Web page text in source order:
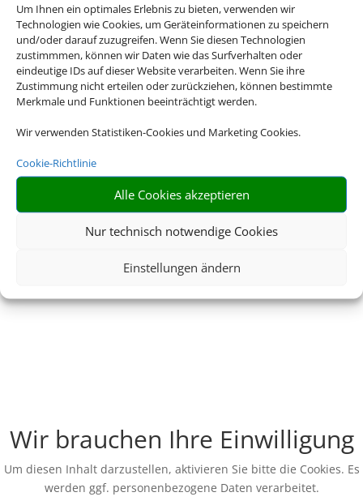
Um Ihnen ein optimales Erlebnis zu bieten, verwenden wir
Technologien wie Cookies, um Geräteinformationen zu speichern
und/oder darauf zuzugreifen. Wenn Sie diesen Technologien
zustimmmen, können wir Daten wie das Surfverhalten oder
eindeutige IDs auf dieser Website verarbeiten. Wenn Sie ihre
Zustimmung nicht erteilen oder zurückziehen, können bestimmte
Merkmale und Funktionen beeinträchtigt werden.
Wir verwenden Statistiken-Cookies und Marketing Cookies.
Cookie-Richtlinie
Alle Cookies akzeptieren
Nur technisch notwendige Cookies
Einstellungen ändern
Wir brauchen Ihre Einwilligung
Um diesen Inhalt darzustellen, aktivieren Sie bitte die Cookies. Es
werden ggf. personenbezogene Daten verarbeitet.